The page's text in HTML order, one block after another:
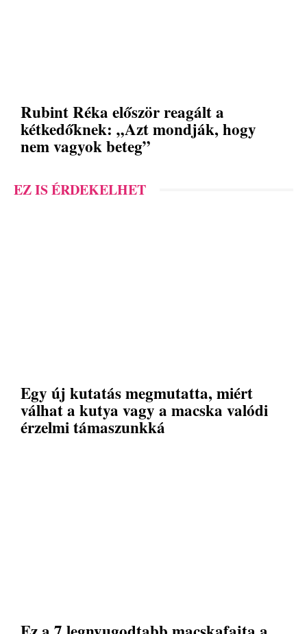
Rubint Réka először reagált a
kétkedőknek: „Azt mondják, hogy
nem vagyok beteg”
EZ IS ÉRDEKELHET
Egy új kutatás megmutatta, miért
válhat a kutya vagy a macska valódi
érzelmi támaszunkká